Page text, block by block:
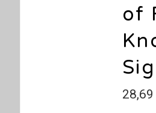
of
28,69